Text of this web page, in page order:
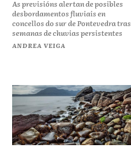
As previsións alertan de posibles
desbordamentos fluviais en
concellos do sur de Pontevedra tras
semanas de chuvias persistentes
ANDREA VEIGA